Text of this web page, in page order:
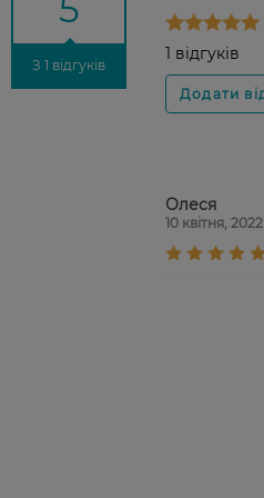
5
З 1 відгуків
1 відгуків
Олеся
10 квітня, 2022